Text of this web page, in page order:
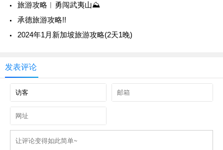
旅游攻略︱勇闯武夷山⛰️
承德旅游攻略!!
2024年1月新加坡旅游攻略(2天1晚)
发表评论